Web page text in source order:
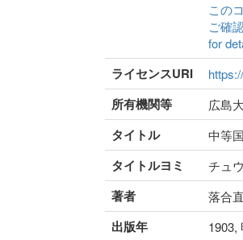
この
ご確
for
ライセンスURI
所有機関等 広島
タイトル 中等
タイトルヨミ チュ
著者 落合
出版年 1903,